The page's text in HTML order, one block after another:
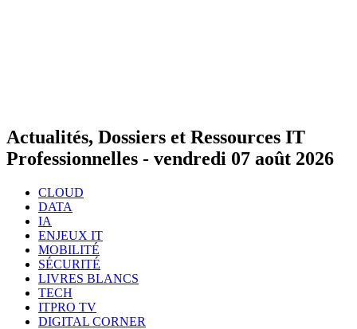
Actualités, Dossiers et Ressources IT
Professionnelles - vendredi 07 août 2026
CLOUD
DATA
IA
ENJEUX IT
MOBILITÉ
SÉCURITÉ
LIVRES BLANCS
TECH
ITPRO TV
DIGITAL CORNER